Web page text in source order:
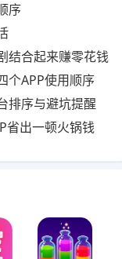
序
结合起来赚零花钱
个APP使用顺序
排序与避坑提醒
省出一顿火锅钱